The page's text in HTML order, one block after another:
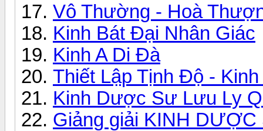
Vô Thường - Hoà
Kinh Bát Đại Nhân Giác
Kinh A Di Đà
Thiết Lập Tịnh Độ -
Kinh Dược Sư Lưu Ly
Giảng giải KINH